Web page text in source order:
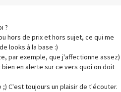
?
hors de prix et hors sujet, ce qui me
looks à la base :)
par exemple, que j'affectionne assez)
en alerte sur ce vers quoi on doit
C'est toujours un plaisir de t'écouter.